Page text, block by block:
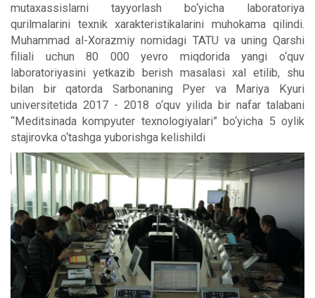
mutaxassislarni tayyorlash bo‘yicha laboratoriya
qurilmalarini texnik xarakteristikalarini muhokama qilindi.
Muhammad al-Xorazmiy nomidagi TATU va uning Qarshi
filiali uchun 80 000 yevro miqdorida yangi o‘quv
laboratoriyasini yetkazib berish masalasi xal etilib, shu
bilan bir qatorda Sarbonaning Pyer va Mariya Kyuri
universitetida 2017 - 2018 o‘quv yilida bir nafar talabani
“Meditsinada kompyuter texnologiyalari” bo‘yicha 5 oylik
stajirovka o‘tashga yuborishga kelishildi